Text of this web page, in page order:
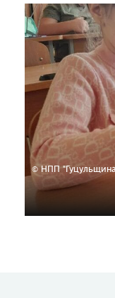
© НПП